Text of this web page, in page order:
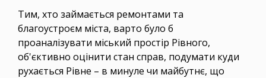
Тим, хто займається ремонтами та
благоустроєм міста, варто було б
проаналізувати міський простір Рівного,
об'єктивно оцінити стан справ, подумати куди
рухається Рівне – в минуле чи майбутнє, що